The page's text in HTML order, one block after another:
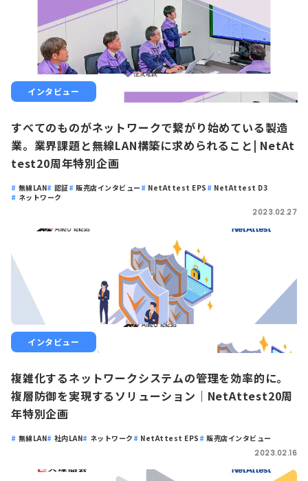
インタビュー
すべてのものがネットワークで繋がり始めている製造
業。業界課題と無線LAN構築に求められること| NetAt
test20周年特別企画
無線LAN 認証 販売店インタビュー NetAttest EPS
NetAttest D3
ネットワーク
2023.02.27
インタビュー
複雑化するネットワークシステムの管理を効率的に。
複層防御を実現するソリューション｜NetAttest20周
年特別企画
無線LAN 社内LAN ネットワーク NetAttest EPS
販売店インタビュー
2023.02.16